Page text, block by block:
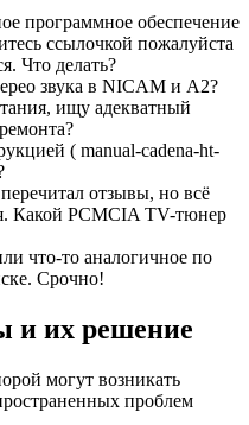
программное обеспечение
ссылочкой пожалуйста
Что делать?
звука в NICAM и А2?
ищу адекватный
( manual-cadena-ht-
отзывы, но всё
Какой PCMCIA TV-тюнер
что-то аналогичное по
Срочно!
и их решение
могут возникать
проблем